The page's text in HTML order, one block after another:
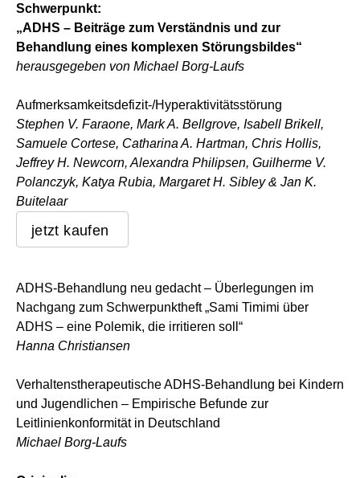
Schwerpunkt:
„ADHS – Beiträge zum Verständnis und zur
Behandlung eines komplexen Störungsbildes“
herausgegeben von Michael Borg-Laufs
Aufmerksamkeitsdefizit-/Hyperaktivitätsstörung
Stephen V. Faraone, Mark A. Bellgrove, Isabell Brikell,
Samuele Cortese, Catharina A. Hartman, Chris Hollis,
Jeffrey H. Newcorn, Alexandra Philipsen, Guilherme V.
Polanczyk, Katya Rubia, Margaret H. Sibley & Jan K.
Buitelaar
jetzt kaufen
ADHS-Behandlung neu gedacht – Überlegungen im
Nachgang zum Schwerpunktheft „Sami Timimi über
ADHS – eine Polemik, die irritieren soll“
Hanna Christiansen
Verhaltenstherapeutische ADHS-Behandlung bei Kindern
und Jugendlichen – Empirische Befunde zur
Leitlinienkonformität in Deutschland
Michael Borg-Laufs